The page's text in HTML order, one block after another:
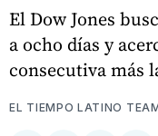
El Dow Jones
a ocho días y
consecutiva más
EL TIEMPO LATINO